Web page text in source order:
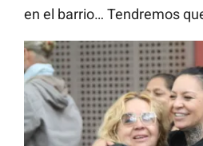
en el barrio… Tendremos